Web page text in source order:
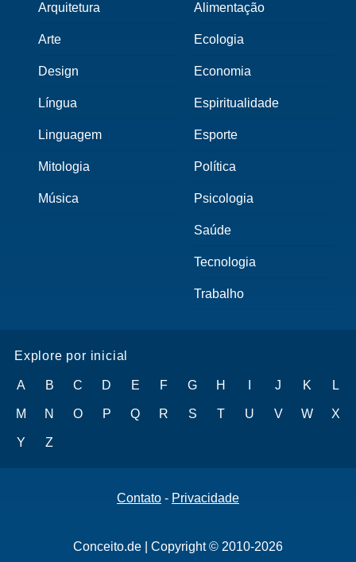
Arquitetura
Arte
Design
Língua
Linguagem
Mitologia
Música
Alimentação
Ecologia
Economia
Espiritualidade
Esporte
Política
Psicologia
Saúde
Tecnologia
Trabalho
Explore por inicial
A B C D E F G H J K L
M N O P Q R S T U V W X
Y Z
Contato - Privacidade
Conceito.de | Copyright © 2010-2026